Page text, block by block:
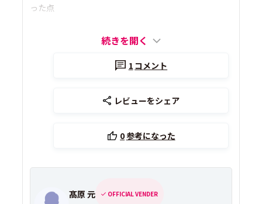
った点
続きを開く
1 コメント
レビューをシェア
0参考になった
髙原 元 OFFICIAL VENDER